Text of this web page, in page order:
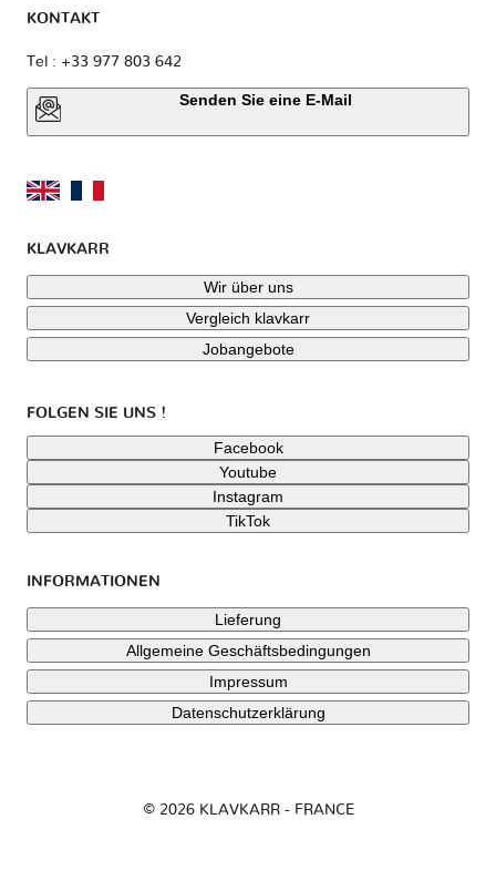
KONTAKT
Tel : +33 977 803 642
Senden Sie eine E-Mail
KLAVKARR
Wir über uns
Vergleich klavkarr
Jobangebote
FOLGEN SIE UNS !
Facebook
Youtube
Instagram
TikTok
INFORMATIONEN
Lieferung
Allgemeine Geschäftsbedingungen
Impressum
Datenschutzerklärung
© 2026 KLAVKARR - FRANCE